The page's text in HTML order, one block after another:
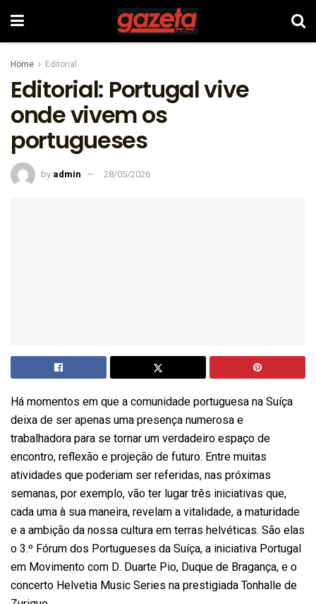
Home Editorial
Editorial: Portugal vive
onde vivem os
portugueses
by admin 28/05/2026
Há momentos em que a comunidade portuguesa na Suíça
deixa de ser apenas uma presença numerosa e
trabalhadora para se tornar um verdadeiro espaço de
encontro, reflexão e projeção de futuro. Entre muitas
atividades que poderiam ser referidas, nas próximas
semanas, por exemplo, vão ter lugar três iniciativas que,
cada uma à sua maneira, revelam a vitalidade, a maturidade
e a ambição da nossa cultura em terras helvéticas. São elas
o 3.º Fórum dos Portugueses da Suíça, a iniciativa Portugal
em Movimento com D. Duarte Pio, Duque de Bragança, e o
concerto Helvetia Music Series na prestigiada Tonhalle de